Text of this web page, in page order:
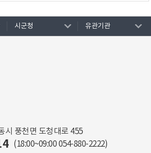
시군청 유관기관
시 풍천면 도청대로 455
(18:00~09:00 054-880-2222)